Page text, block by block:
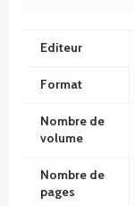
Editeur
Format
Nombre de
volume
Nombre de
pages